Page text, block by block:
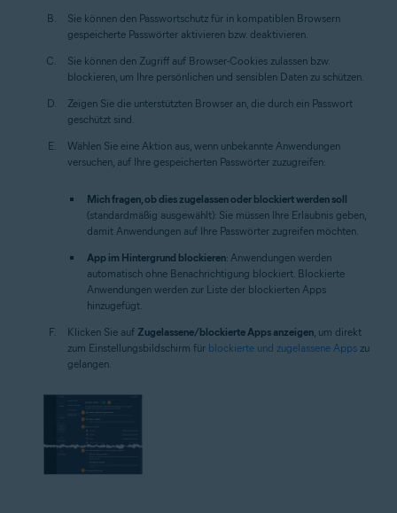
Sie können den Passwortschutz für in kompatiblen Browsern
gespeicherte Passwörter aktivieren bzw. deaktivieren.
Sie können den Zugriff auf Browser-Cookies zulassen bzw.
blockieren, um Ihre persönlichen und sensiblen Daten zu schützen.
Zeigen Sie die unterstützten Browser an, die durch ein Passwort
geschützt sind.
Wählen Sie eine Aktion aus, wenn unbekannte Anwendungen
versuchen, auf Ihre gespeicherten Passwörter zuzugreifen:
Mich fragen, ob dies zugelassen oder blockiert werden soll
(standardmäßig ausgewählt): Sie müssen Ihre Erlaubnis geben,
damit Anwendungen auf Ihre Passwörter zugreifen möchten.
App im Hintergrund blockieren: Anwendungen werden
automatisch ohne Benachrichtigung blockiert. Blockierte
Anwendungen werden zur Liste der blockierten Apps
hinzugefügt.
Klicken Sie auf Zugelassene/blockierte Apps anzeigen, um direkt
zum Einstellungsbildschirm für blockierte und zugelassene Apps zu
gelangen.